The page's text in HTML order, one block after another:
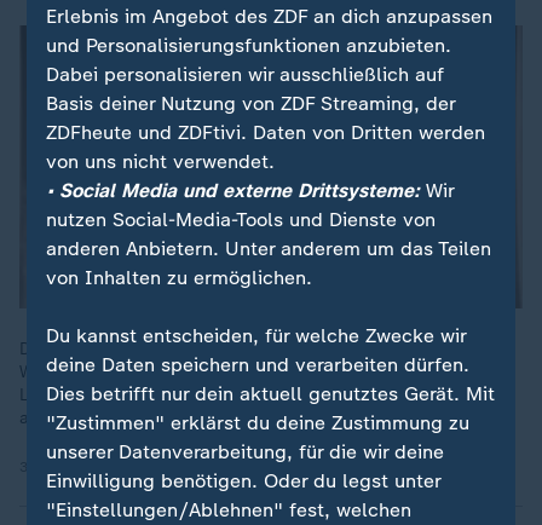
Die Gen Z fordert flexible Arbeitszeiten, Homeoffice und mehr
Work-Life-Balance, Millenials warnen vor fehlender
Leistungsbereitschaft. Bei Sag’s mir treffen die Generationen
aufeinander.
Erlebnis im Angebot des ZDF an dich anzupassen
und Personalisierungsfunktionen anzubieten.
Dabei personalisieren wir ausschließlich auf
Basis deiner Nutzung von ZDF Streaming, der
ZDFheute und ZDFtivi. Daten von Dritten werden
von uns nicht verwendet.
• Social Media und externe Drittsysteme:Wir
nutzen Social-Media-Tools und Dienste von
anderen Anbietern. Unter anderem um das Teilen
von Inhalten zu ermöglichen.
Du kannst entscheiden, für welche Zwecke wir
deine Daten speichern und verarbeiten dürfen.
Dies betrifft nur dein aktuell genutztes Gerät. Mit
"Zustimmen" erklärst du deine Zustimmung zu
unserer Datenverarbeitung, für die wir deine
Einwilligung benötigen. Oder du legst unter
"Einstellungen/Ablehnen" fest, welchen